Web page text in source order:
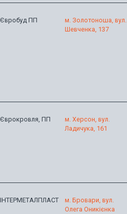
Євробуд ПП
м. Золотоноша, вул.
Шевченка, 137
Єврокровля, ПП
м. Херсон, вул.
Ладичука, 161
ІНТЕРМЕТАЛПЛАСТ
м. Бровари, вул.
Олега Оникієнка